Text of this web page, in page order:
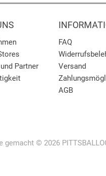
Partner
FAQ
Versand
AGB
gemacht © 2026